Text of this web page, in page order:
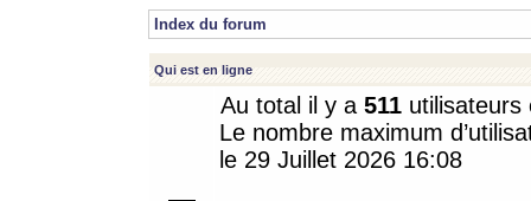
Index du forum
Qui est en ligne
Au total il y a 511 utilisateurs
Le nombre maximum
le 29 Juillet 2026 16:08